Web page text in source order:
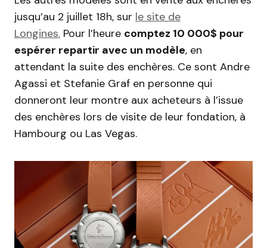
jusqu’au 2 juillet 18h, sur le site de
Longines. Pour l’heure comptez 10 000$ pour
espérer repartir avec un modèle, en
attendant la suite des enchères. Ce sont Andre
Agassi et Stefanie Graf en personne qui
donneront leur montre aux acheteurs à l’issue
des enchères lors de visite de leur fondation, à
Hambourg ou Las Vegas.